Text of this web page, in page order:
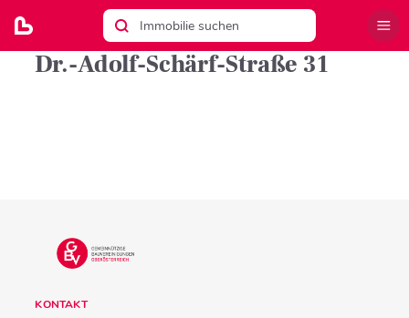
Dr.-Adolf-Schärf-Straße 31
KONTAKT